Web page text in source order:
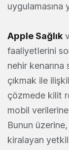
Apple Sağlık
faaliyetlerini
nehir
çıkmak ile
çözmede kilit
mobil
Bunun
kiralayan